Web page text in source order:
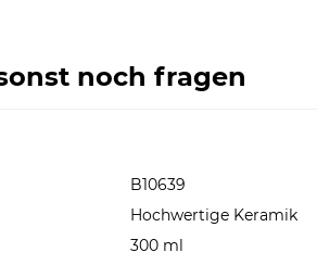
noch fragen
B10639
Hochwertige Keramik
300 ml